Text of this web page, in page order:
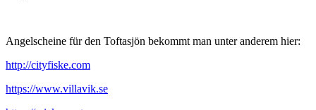
Angelscheine für den Toftasjön bekommt man unter anderem hier:
http://cityfiske.com
https://www.villavik.se